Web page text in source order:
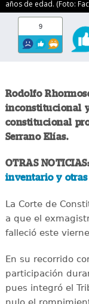
años de edad. (Foto:
9
Rodolfo
inconstitucional
constitucional
Serrano Elías.
OTRAS NOTICIAS:
inventario y
La Corte de
a que el
falleció este
En su recorrido
participación
pues integró el